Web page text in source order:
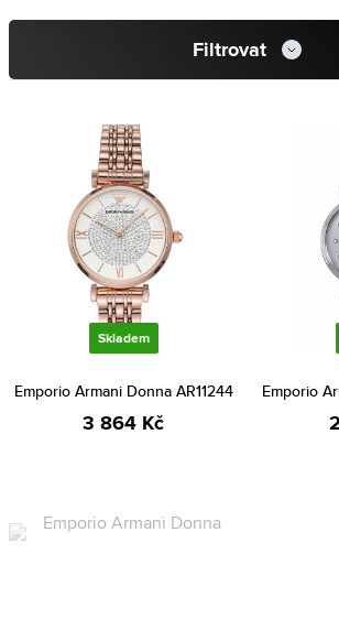
Filtrovat
Skladem
Emporio Armani Donna AR11244
3 864 Kč
Emporio